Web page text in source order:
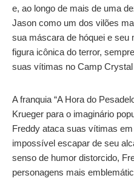
e, ao longo de mais de uma
Jason como um dos vilões
sua máscara de hóquei e seu
figura icônica do terror,
suas vítimas no Camp Crystal
A franquia “A Hora do
Krueger para o imaginário
Freddy ataca suas vítimas
impossível escapar de seu
senso de humor distorcido,
personagens mais